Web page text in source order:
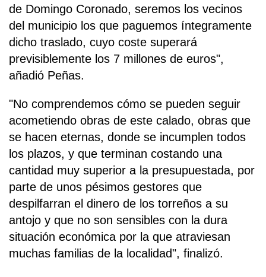
de Domingo Coronado, seremos los vecinos
del municipio los que paguemos íntegramente
dicho traslado, cuyo coste superará
previsiblemente los 7 millones de euros",
añadió Peñas.
"No comprendemos cómo se pueden seguir
acometiendo obras de este calado, obras que
se hacen eternas, donde se incumplen todos
los plazos, y que terminan costando una
cantidad muy superior a la presupuestada, por
parte de unos pésimos gestores que
despilfarran el dinero de los torreños a su
antojo y que no son sensibles con la dura
situación económica por la que atraviesan
muchas familias de la localidad", finalizó.